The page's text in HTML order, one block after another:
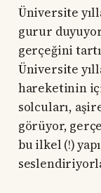
Üniversite
gurur
gerçeğini
Üniversite
hareketinin
solcuları,
görüyor,
bu ilkel (!)